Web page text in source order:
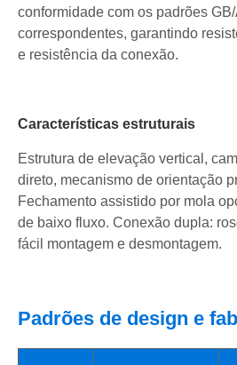
conformidade com os padrões GB/
correspondentes, garantindo
e resistência da conexão.
Características estruturais
Estrutura de elevação vertical,
direto, mecanismo de orientação
Fechamento assistido por mola
de baixo fluxo. Conexão dupla:
fácil montagem e desmontagem.
Padrões de design e